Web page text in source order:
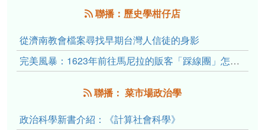
聯播：歷史學柑仔店
從濟南教會檔案尋找早期台灣人信徒的身影
完美風暴：1623年前往馬尼拉的販客「踩線團」怎麼會困死於澎湖?
聯播： 菜市場政治學
政治科學新書介紹：《計算社會科學》